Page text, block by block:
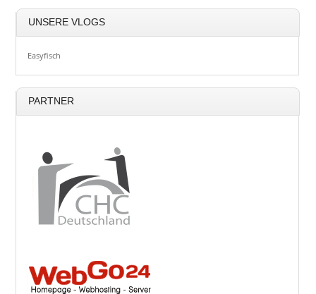
UNSERE VLOGS
Easyfisch
PARTNER